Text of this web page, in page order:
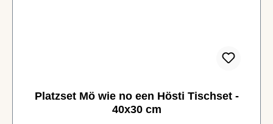
Platzset Mö wie no een Hösti Tischset -
40x30 cm